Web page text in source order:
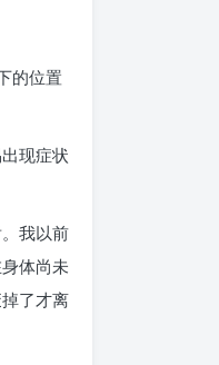
的位置
现症状
我以前
体尚未
了才离